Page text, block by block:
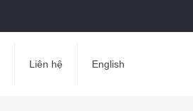
Liên hệ English